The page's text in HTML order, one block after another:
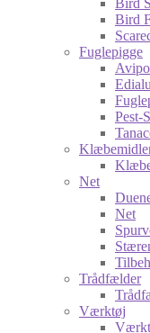
Bird
Bird
Fuglepigge
Pest-
Net
Net
Trådfælder
Værktøj